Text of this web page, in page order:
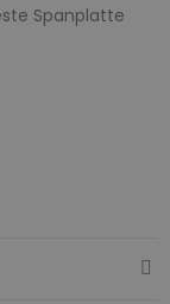
Spanplatte